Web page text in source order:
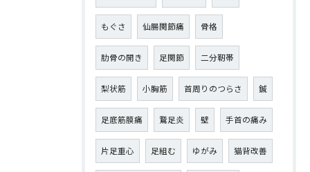
もぐさ 仙腸関節痛 骨格
肋骨の開き 足関節 二分靭帯
梨状筋 小胸筋 首周りのつらさ 鍼
足底筋膜痛 鵞足炎 壁 手首の痛み
片足重心 足組む ゆがみ 猫背改善